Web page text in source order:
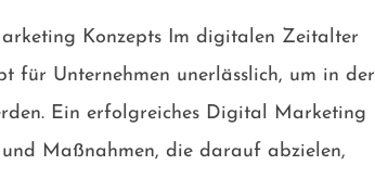
Konzepts Im digitalen Zeitalter
für Unternehmen unerlässlich, um in der
Ein erfolgreiches Digital Marketing
Maßnahmen, die darauf abzielen,